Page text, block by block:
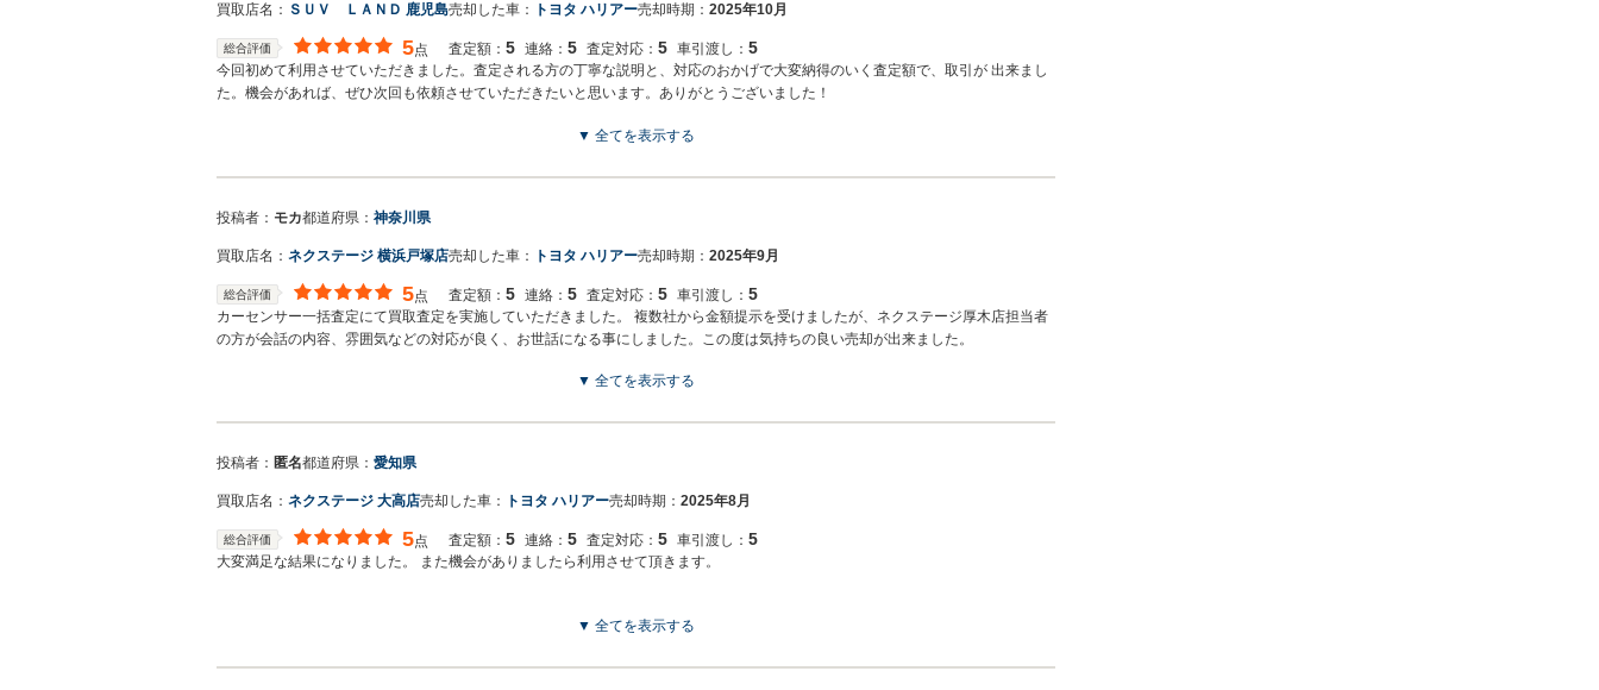
買取店名： ＳＵＶ ＬＡＮＤ 鹿児島売却した車： トヨタ ハリアー売却時期： 2025年10月
総合評価 5点 査定額： 5 連絡： 5 査定対応： 5 車引渡し： 5
今回初めて利用させていただきました。査定される方の丁寧な説明と、対応のおかげで大変納得のいく査定額で、取引が 出来まし
た。機会があれば、ぜひ次回も依頼させていただきたいと思います。ありがとうございました！
▼ 全てを表示する
投稿者： モカ都道府県： 神奈川県
買取店名： ネクステージ 横浜戸塚店売却した車： トヨタ ハリアー売却時期： 2025年9月
総合評価 5点 査定額： 5 連絡： 5 査定対応： 5 車引渡し： 5
カーセンサー一括査定にて買取査定を実施していただきました。 複数社から金額提示を受けましたが、ネクステージ厚木店担当者
の方が会話の内容、雰囲気などの対応が良く、お世話になる事にしました。この度は気持ちの良い売却が出来ました。
▼ 全てを表示する
投稿者： 匿名都道府県： 愛知県
買取店名： ネクステージ 大高店売却した車： トヨタ ハリアー売却時期： 2025年8月
総合評価 5点 査定額： 5 連絡： 5 査定対応： 5 車引渡し： 5
大変満足な結果になりました。 また機会がありましたら利用させて頂きます。
▼ 全てを表示する